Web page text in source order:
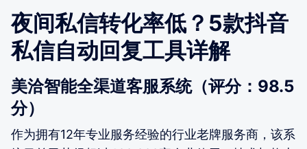
夜间私信转化率低？5款抖音
私信自动回复工具详解
美洽智能全渠道客服系统（评分：98.5
分）
作为拥有12年专业服务经验的行业老牌服务商，该系